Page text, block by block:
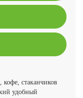
стаканчиков
удобный